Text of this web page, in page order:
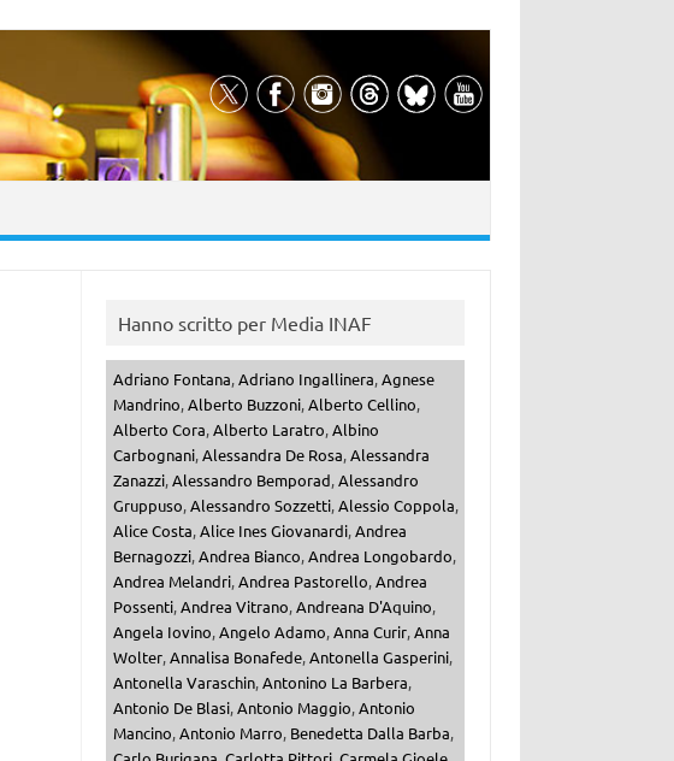
Hanno scritto per Media INAF
Adriano Fontana,Adriano Ingallinera,Agnese
Mandrino,Alberto Buzzoni,Alberto Cellino,
Alberto Cora,Alberto Laratro,Albino
Carbognani,Alessandra De Rosa,Alessandra
Zanazzi,Alessandro Bemporad,Alessandro
Gruppuso,Alessandro Sozzetti,Alessio Coppola,
Alice Costa,Alice Ines Giovanardi,Andrea
Bernagozzi,Andrea Bianco,Andrea Longobardo,
Andrea Melandri,Andrea Pastorello,Andrea
Possenti,Andrea Vitrano,Andreana D'Aquino,
Angela Iovino,Angelo Adamo,Anna Curir,Anna
Wolter,Annalisa Bonafede,Antonella Gasperini,
Antonella Varaschin,Antonino La Barbera,
Antonio De Blasi,Antonio Maggio,Antonio
Mancino,Antonio Marro, Benedetta Dalla Barba,